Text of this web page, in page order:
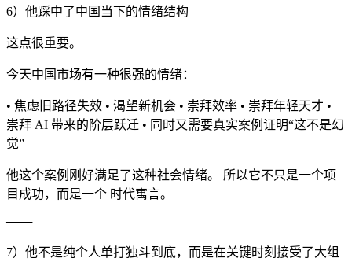
6）他踩中了中国当下的情绪结构
这点很重要。
今天中国市场有一种很强的情绪：
• 焦虑旧路径失效 • 渴望新机会 • 崇拜效率 • 崇拜年轻天才 •
崇拜 AI 带来的阶层跃迁 • 同时又需要真实案例证明“这不是幻
觉”
他这个案例刚好满足了这种社会情绪。 所以它不只是一个项
目成功，而是一个 时代寓言。
───
7）他不是纯个人单打独斗到底，而是在关键时刻接受了大组